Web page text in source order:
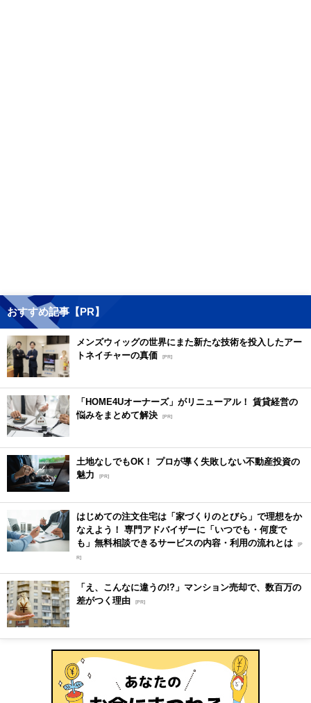
おすすめ記事【PR】
メンズウィッグの世界にまた新たな技術を投入したアー
トネイチャーの真価 [PR]
「HOME4Uオーナーズ」がリニューアル！ 賃貸経営の
悩みをまとめて解決 [PR]
土地なしでもOK！ プロが導く失敗しない不動産投資の
魅力
[PR]
はじめての注文住宅は「家づくりのとびら」で理想をか
なえよう！ 専門アドバイザーに「いつでも・何度で
も」無料相談できるサービスの内容・利用の流れとは [P
R]
「え、こんなに違うの!?」マンション売却で、数百万の
差がつく理由 [PR]